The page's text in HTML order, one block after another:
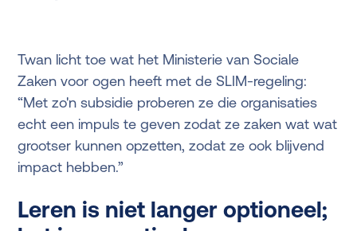
Twan licht toe wat het Ministerie van Sociale
Zaken voor ogen heeft met de SLIM-regeling:
“Met zo'n subsidie proberen ze die organisaties
echt een impuls te geven zodat ze zaken wat wat
grootser kunnen opzetten, zodat ze ook blijvend
impact hebben.”
Leren is niet langer optioneel;